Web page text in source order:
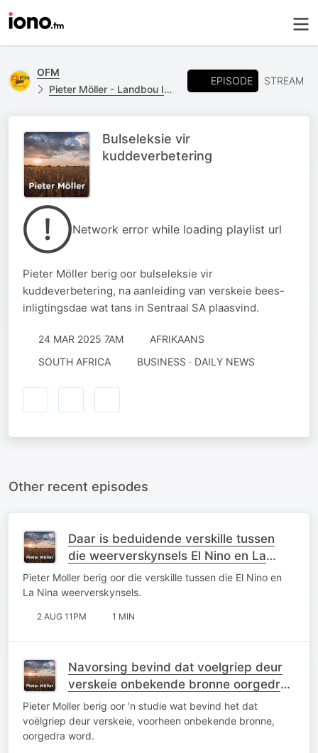
OFM
Pieter Möller - Landbou Insetsels
EPISODE STREAM
Bulseleksie vir
kuddeverbetering
Network error while loading playlist url
Pieter Möller berig oor bulseleksie vir
kuddeverbetering, na aanleiding van verskeie bees-
inligtingsdae wat tans in Sentraal SA plaasvind.
24 MAR 2025 7AM
AFRIKAANS
SOUTH AFRICA
BUSINESS · DAILY NEWS
Other recent episodes
Daar is beduidende verskille tussen
die weerverskynsels El Nino en La
Nina
Pieter Moller berig oor die verskille tussen die El Nino en
La Nina weerverskynsels.
2 AUG 11PM 1 MIN
Navorsing bevind dat voelgriep deur
verskeie onbekende bronne oorgedra
word
Pieter Moller berig oor 'n studie wat bevind het dat
voëlgriep deur verskeie, voorheen onbekende bronne,
oorgedra word.